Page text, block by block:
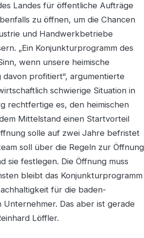
Landes für öffentliche Aufträge
zu öffnen, um die Chancen
und Handwerkbetriebe
„Ein Konjunkturprogramm des
wenn unsere heimische
davon profitiert“, argumentierte
schwierige Situation in
rechtfertige es, den heimischen
Mittelstand einen Startvorteil
solle auf zwei Jahre befristet
soll über die Regeln zur Öffnung
sie festlegen. Die Öffnung muss
bleibt das Konjunkturprogramm
für die baden-
Das aber ist gerade
Löffler.